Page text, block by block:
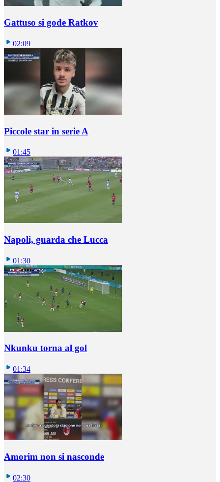
Gattuso si gode Ratkov
02:09
Piccole star in serie A
01:45
Napoli, guarda che Lucca
01:30
Nkunku torna al gol
01:34
Amorim non si nasconde
02:30